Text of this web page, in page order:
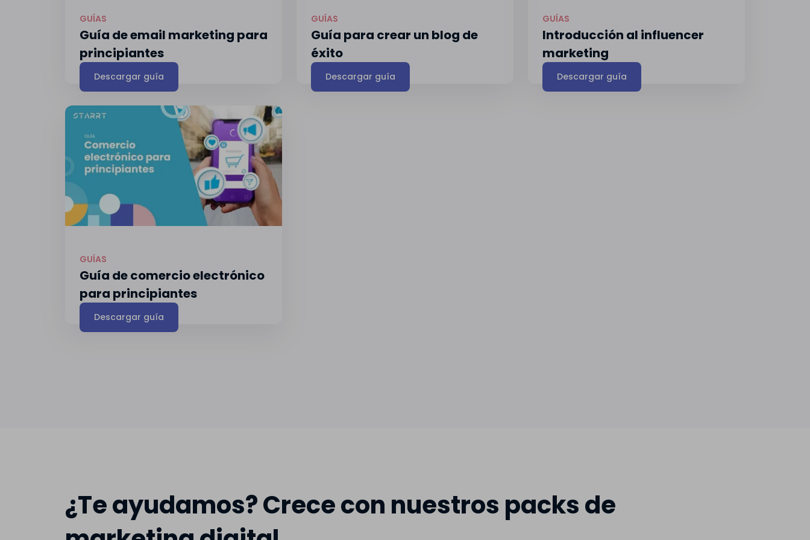
GUÍAS
Guía de email marketing para
principiantes
Descargar guía
GUÍAS
Guía para crear un blog de
éxito
Descargar guía
GUÍAS
Introducción al influencer
marketing
Descargar guía
GUÍAS
Guía de comercio electrónico
para principiantes
Descargar guía
¿Te ayudamos? Crece con nuestros packs de